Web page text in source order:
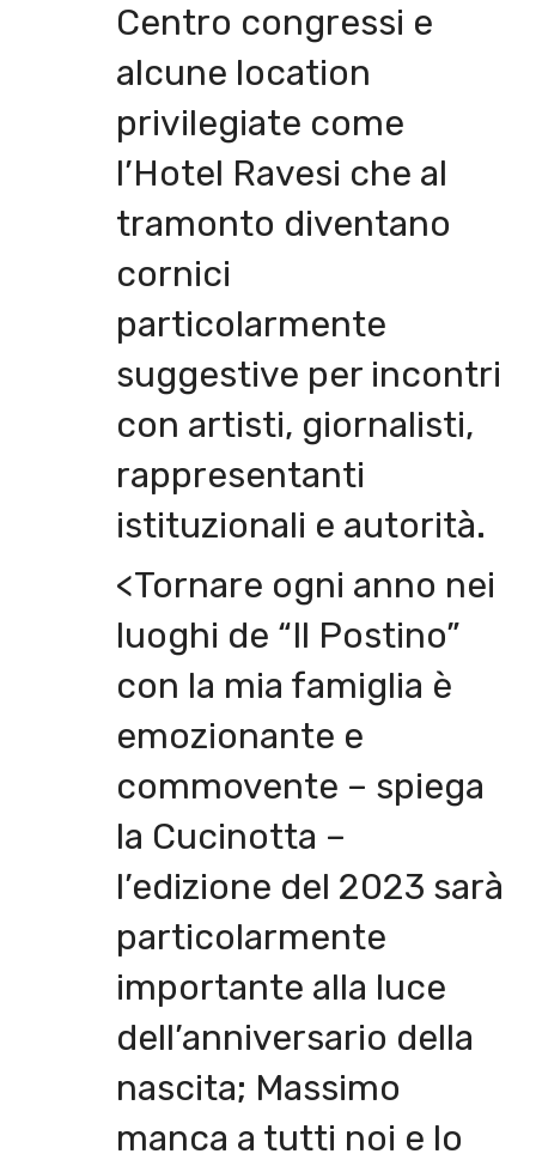
Centro congressi e
alcune location
privilegiate come
l’Hotel Ravesi che al
tramonto diventano
cornici
particolarmente
suggestive per incontri
con artisti, giornalisti,
rappresentanti
istituzionali e autorità.
<Tornare ogni anno nei
luoghi de “Il Postino”
con la mia famiglia è
emozionante e
commovente – spiega
la Cucinotta –
l’edizione del 2023 sarà
particolarmente
importante alla luce
dell’anniversario della
nascita; Massimo
manca a tutti noi e lo